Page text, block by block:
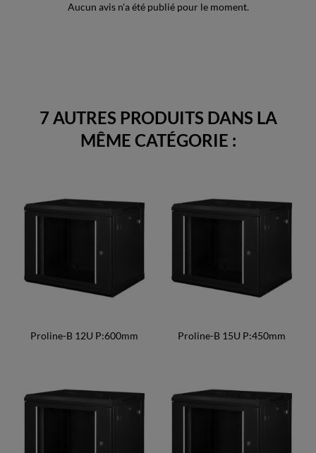
Aucun avis n'a été publié pour le moment.
7 AUTRES PRODUITS DANS LA
MÊME CATÉGORIE :
Proline-B 12U P:600mm Proline-B 15U P:450mm